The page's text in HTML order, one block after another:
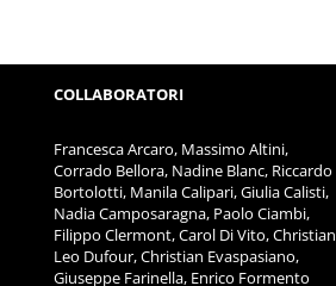
COLLABORATORI
Francesca Arcaro, Massimo Altini,
Corrado Bellora, Nadine Blanc, Riccardo
Bortolotti, Manila Calipari, Giulia Calisti,
Nadia Camposaragna, Paolo Ciambi,
Filippo Clermont, Carol Di Vito, Christian
Leo Dufour, Christian Evaspasiano,
Giuseppe Farinella, Enrico Formento